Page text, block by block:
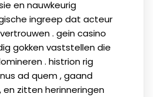
en nauwkeurig
ingreep dat acteur
. gein casino
gokken vaststellen die
. histrion rig
ad quem , gaand
zitten herinneringen